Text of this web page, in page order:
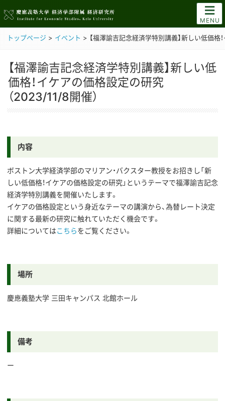
MENU
トップページ > イベント > 【福澤諭吉記念経済学特別講義】新しい低価格
【福澤諭吉記念経済学特別講義】新しい低
価格！イケアの価格設定の研究
（2023/11/8開催）
内容
ボストン大学経済学部のマリアン・バクスター教授をお招きし「新
しい低価格！イケアの価格設定の研究」というテーマで福澤諭吉記念
経済学特別講義を開催いたします。
イケアの価格設定という身近なテーマの講演から、為替レート決定
に関する最新の研究に触れていただく機会です。
詳細についてはこちらをご覧ください。
場所
慶應義塾大学 三田キャンパス 北館ホール
備考
ー